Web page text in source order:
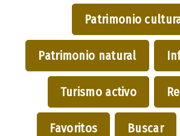
Patrimonio
Patrimonio natural
Turismo activo
Favoritos Buscar